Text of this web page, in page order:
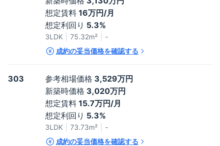
想定賃料 16万円/月
想定利回り 5.3%
3LDK 75.32m²
-
成約の妥当価格を確認する
303 参考相場価格 3,529万円
新築時価格 3,020万円
想定賃料 15.7万円/月
想定利回り 5.3%
3LDK 73.73m²
-
成約の妥当価格を確認する